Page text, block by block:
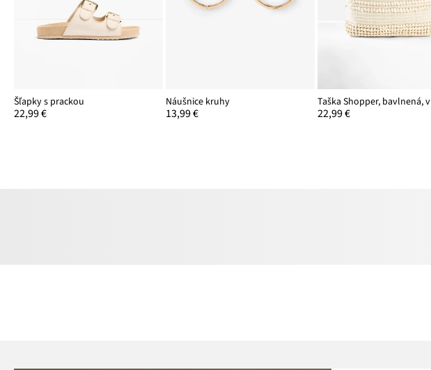
Šľapky s prackou
22,99 €
Náušnice kruhy
13,99 € 22,99 €